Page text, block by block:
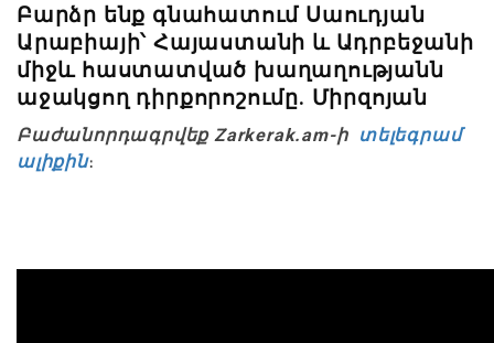
Բարձր ենք գնահատում Սաուդյան
Արաբիայի՝ Հայաստանի և Ադրբեջանի
միջև հաստատված խաղաղությանն
աջակցող դիրքորոշումը. Միրզոյան
Բաժանորդագրվեք Zarkerak.am-ի տելեգրամ
ալիքին։